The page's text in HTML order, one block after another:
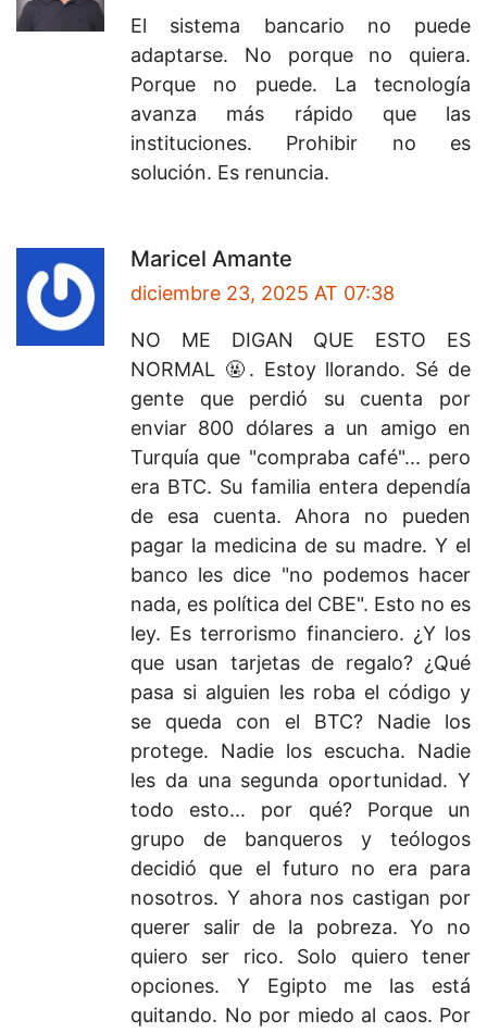
El sistema bancario no puede
adaptarse. No porque no quiera.
Porque no puede. La tecnología
avanza más rápido que las
instituciones. Prohibir no es
solución. Es renuncia.
Maricel Amante
diciembre 23, 2025 AT 07:38
NO ME DIGAN QUE ESTO ES
NORMAL 🤬. Estoy llorando. Sé de
gente que perdió su cuenta por
enviar 800 dólares a un amigo en
Turquía que "compraba café"... pero
era BTC. Su familia entera dependía
de esa cuenta. Ahora no pueden
pagar la medicina de su madre. Y el
banco les dice "no podemos hacer
nada, es política del CBE". Esto no es
ley. Es terrorismo financiero. ¿Y los
que usan tarjetas de regalo? ¿Qué
pasa si alguien les roba el código y
se queda con el BTC? Nadie los
protege. Nadie los escucha. Nadie
les da una segunda oportunidad. Y
todo esto... por qué? Porque un
grupo de banqueros y teólogos
decidió que el futuro no era para
nosotros. Y ahora nos castigan por
querer salir de la pobreza. Yo no
quiero ser rico. Solo quiero tener
opciones. Y Egipto me las está
quitando. No por miedo al caos. Por